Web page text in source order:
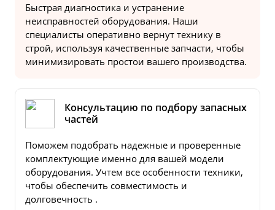
Быстрая диагностика и устранение
неисправностей оборудования. Наши
специалисты оперативно вернут технику в
строй, используя качественные запчасти, чтобы
минимизировать простои вашего производства.
Консультацию по подбору запасных
частей
Поможем подобрать надежные и проверенные
комплектующие именно для вашей модели
оборудования. Учтем все особенности техники,
чтобы обеспечить совместимость и
долговечность .